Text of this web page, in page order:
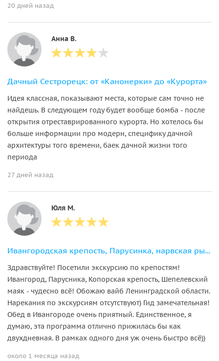
20 дней назад
Анна В.
Дачный Сестрорецк: от «Канонерки» до «Курорта»
Идея классная, показывают места, которые сам точно не
найдешь. В следующем году будет вообще бомба - после
открытия отреставрированного курорта. Но хотелось бы
больше информации про модерн, специфику дачной
архитектуры того времени, баек дачной жизни того
периода
27 дней назад
Юля М.
Ивангородская крепость, Парусинка, нарвская рыба и Шепелёвский маяк
Здравствуйте! Посетили экскурсию по крепостям!
Ивангород, Парусника, Копорская крепость, Шепелевский
маяк - чудесно всё! Обожаю вайб Ленинградской области.
Нарекания по экскурсиям отсутствуют) Гид замечательная!
Обед в Ивангороде очень приятный. Единственное, я
думаю, эта программа отлично прижилась бы как
двухдневная. В рамках одного дня уж очень быстро всё))
около 1 месяца назад